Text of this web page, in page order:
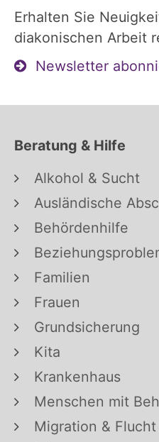
Erhalten Sie
diakonischen Arbeit
Newsletter
Beratung & Hilfe
Alkohol & Sucht
Ausländische
Behördenhilfe
Familien
Frauen
Grundsicherung
Kita
Krankenhaus
Menschen mit
Migration & Flucht